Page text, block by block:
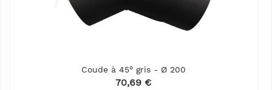
Coude à 45° gris - Ø 200
Prix
70,69 €